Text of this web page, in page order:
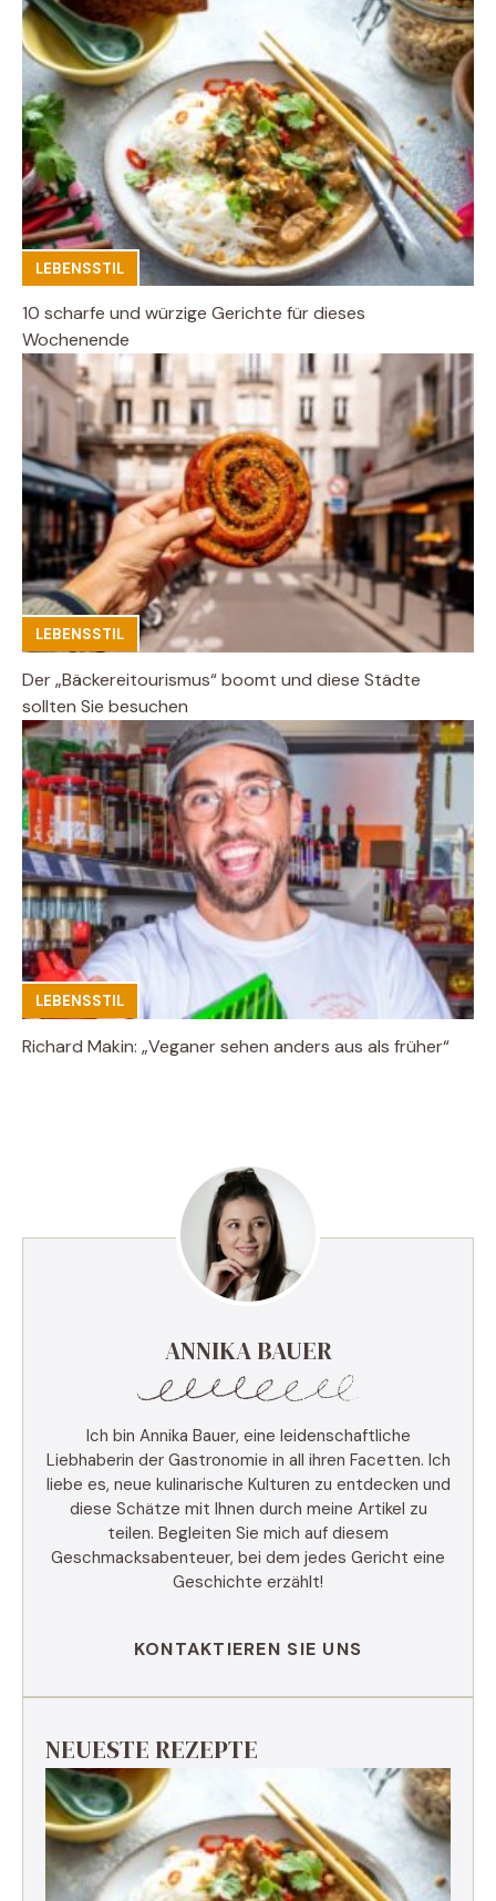
LEBENSSTIL
10 scharfe und würzige Gerichte für dieses
Wochenende
LEBENSSTIL
Der „Bäckereitourismus“ boomt und diese Städte
sollten Sie besuchen
LEBENSSTIL
Richard Makin: „Veganer sehen anders aus als früher“
ANNIKA BAUER
Ich bin Annika Bauer, eine leidenschaftliche
Liebhaberin der Gastronomie in all ihren Facetten. Ich
liebe es, neue kulinarische Kulturen zu entdecken und
diese Schätze mit Ihnen durch meine Artikel zu
teilen. Begleiten Sie mich auf diesem
Geschmacksabenteuer, bei dem jedes Gericht eine
Geschichte erzählt!
KONTAKTIEREN SIE UNS
NEUESTE REZEPTE